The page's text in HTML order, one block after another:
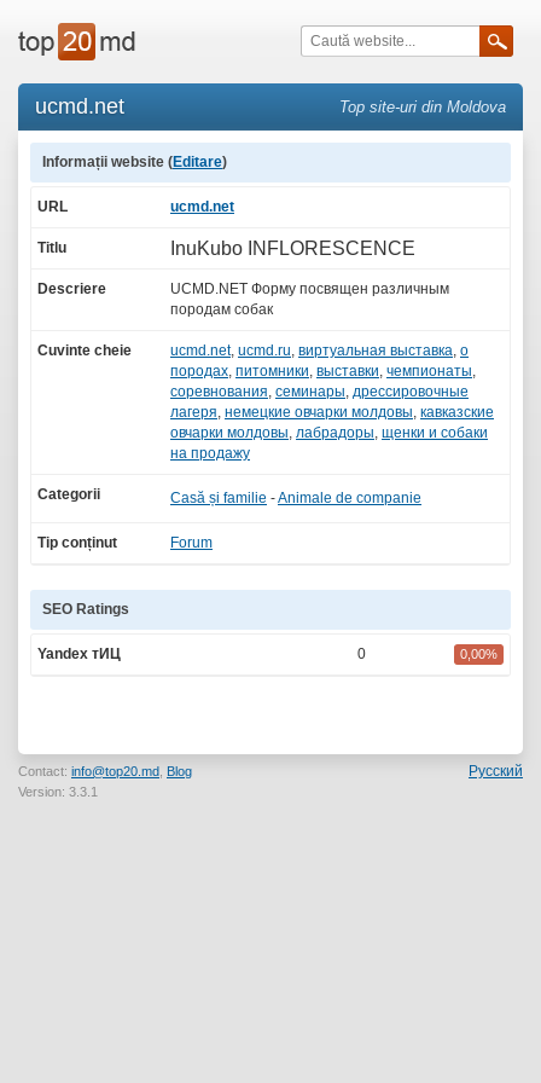
ucmd.net Top site-uri din Moldova
Informații website (Editare)
URL ucmd.net
Titlu InuKubo INFLORESCENCE
Descriere
UCMD.NET Форму посвящен различным
породам собак
Cuvinte cheie ucmd.net, ucmd.ru, виртуальная выставка, о
породах, питомники, выставки, чемпионаты,
соревнования, семинары, дрессировочные
лагеря, немецкие овчарки молдовы, кавказские
овчарки молдовы, лабрадоры, щенки и собаки
на продажу
Categorii Casă și familie -Animale de companie
Tip conținut Forum
SEO Ratings
Yandex тИЦ 0 0,00%
Contact: info@top20.md Blog
Version: 3.3.1
Русский